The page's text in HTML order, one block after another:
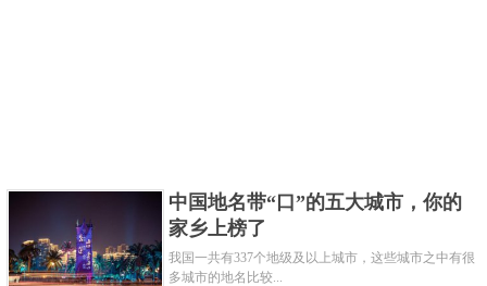
中国地名带“口”的五大城市，你的
家乡上榜了
我国一共有337个地级及以上城市，这些城市之中有很
多城市的地名比较...